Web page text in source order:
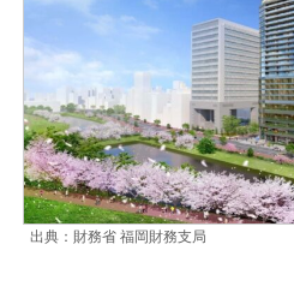
出典：財務省 福岡財務支局